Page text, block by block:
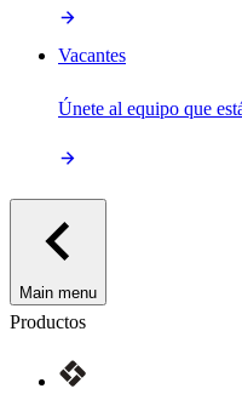
Vacantes
Únete al equipo que
Main menu
Productos